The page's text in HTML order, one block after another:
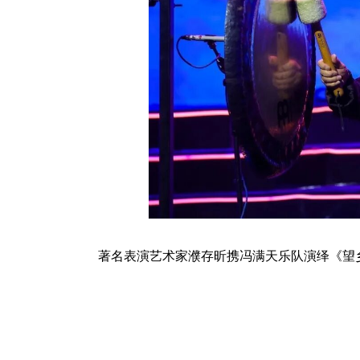
著名表演艺术家濮存昕携冯满天乐队演绎《望